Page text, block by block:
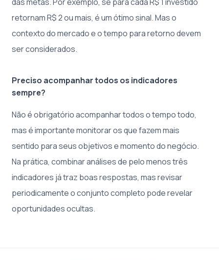
das metas. Por exemplo, se para cada R$ 1 investido
retornam R$ 2 ou mais, é um ótimo sinal. Mas o
contexto do mercado e o tempo para retorno devem
ser considerados.
Preciso acompanhar todos os indicadores
sempre?
Não é obrigatório acompanhar todos o tempo todo,
mas é importante monitorar os que fazem mais
sentido para seus objetivos e momento do negócio.
Na prática, combinar análises de pelo menos três
indicadores já traz boas respostas, mas revisar
periodicamente o conjunto completo pode revelar
oportunidades ocultas.